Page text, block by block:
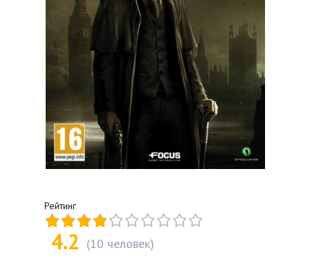
Рейтинг
4.2 (10 человек)